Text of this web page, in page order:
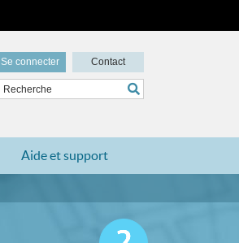
Se connecter Contact
Aide et support